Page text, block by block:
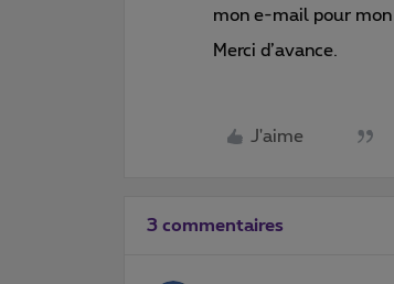
mon e-mail pour
Merci d’avance.
J'aime
3 commentaires